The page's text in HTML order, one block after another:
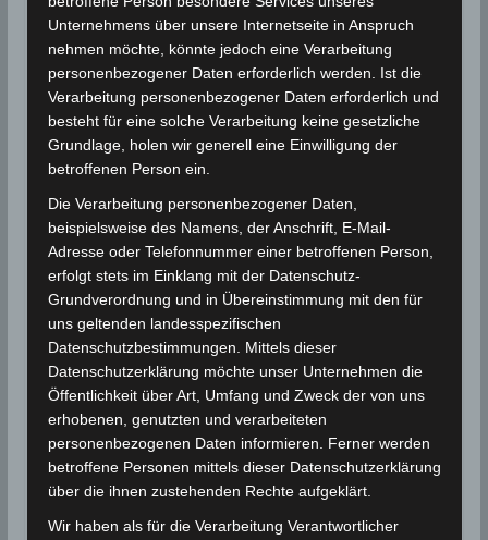
Ben Arous:
Bizerte:
Gabès:
Gafsa:
Jendouba:
Kairouan: 1-2 Liter/m
Kébili:
Le Kef:
Mahdia: 1-2 Liter/m 2
La Manouba:
Médenine:
Monastir: 1 Liter/m2
Nabeul:
Sfax: 1-3 Liter/m
Sidi Bouzid: 1-2 Liter/m
Siliana: 1-2 Liter/m2
Sousse: 1-4 Liter/m2| Wetterstation
Unternehmens über unsere Internetseite in Anspruch
nehmen möchte, könnte jedoch eine Verarbeitung
personenbezogener Daten erforderlich werden. Ist die
Verarbeitung personenbezogener Daten erforderlich und
besteht für eine solche Verarbeitung keine gesetzliche
Grundlage, holen wir generell eine Einwilligung der
betroffenen Person ein.
Die Verarbeitung personenbezogener Daten,
beispielsweise des Namens, der Anschrift, E-Mail-
Adresse oder Telefonnummer einer betroffenen Person,
erfolgt stets im Einklang mit der Datenschutz-
Grundverordnung und in Übereinstimmung mit den für
uns geltenden landesspezifischen
Datenschutzbestimmungen. Mittels dieser
Datenschutzerklärung möchte unser Unternehmen die
Öffentlichkeit über Art, Umfang und Zweck der von uns
erhobenen, genutzten und verarbeiteten
personenbezogenen Daten informieren. Ferner werden
betroffene Personen mittels dieser Datenschutzerklärung
über die ihnen zustehenden Rechte aufgeklärt.
Wir haben als für die Verarbeitung Verantwortlicher